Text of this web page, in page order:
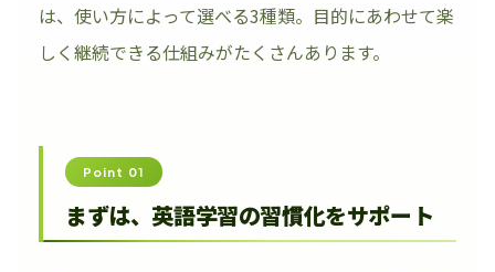
は、使い方によって選べる3種類。目的にあわせて楽
しく継続できる仕組みがたくさんあります。
Point 01
まずは、英語学習の習慣化をサポート